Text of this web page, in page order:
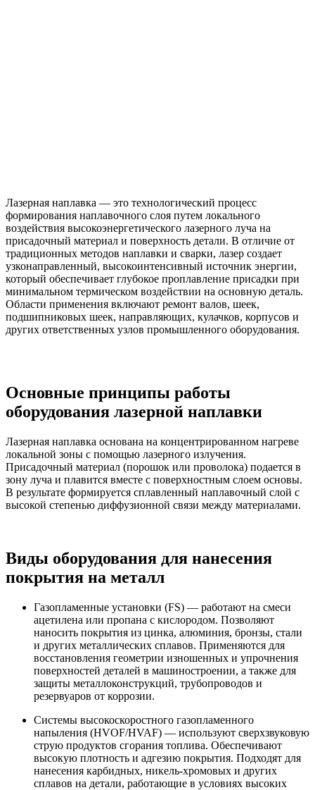
Лазерная наплавка — это технологический процесс
формирования наплавочного слоя путем локального
воздействия высокоэнергетического лазерного луча на
присадочный материал и поверхность детали. В отличие от
традиционных методов наплавки и сварки, лазер создает
узконаправленный, высокоинтенсивный источник энергии,
который обеспечивает глубокое проплавление присадки при
минимальном термическом воздействии на основную деталь.
Области применения включают ремонт валов, шеек,
подшипниковых шеек, направляющих, кулачков, корпусов и
других ответственных узлов промышленного оборудования.
Основные принципы работы
оборудования лазерной наплавки
Лазерная наплавка основана на концентрированном нагреве
локальной зоны с помощью лазерного излучения.
Присадочный материал (порошок или проволока) подается в
зону луча и плавится вместе с поверхностным слоем основы.
В результате формируется сплавленный наплавочный слой с
высокой степенью диффузионной связи между материалами.
Виды оборудования для нанесения
покрытия на металл
Газопламенные установки (FS) — работают на смеси
ацетилена или пропана с кислородом. Позволяют
наносить покрытия из цинка, алюминия, бронзы, стали
и других металлических сплавов. Применяются для
восстановления геометрии изношенных и упрочнения
поверхностей деталей в машиностроении, а также для
защиты металлоконструкций, трубопроводов и
резервуаров от коррозии.
Системы высокоскоростного газопламенного
напыления (HVOF/HVAF) — используют сверхзвуковую
струю продуктов сгорания топлива. Обеспечивают
высокую плотность и адгезию покрытия. Подходят для
нанесения карбидных, никель-хромовых и других
сплавов на детали, работающие в условиях высоких